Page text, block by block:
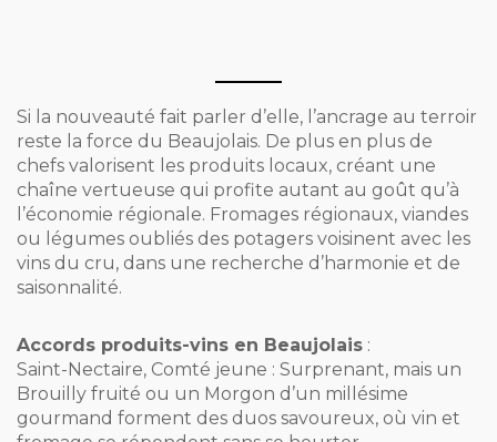
Si la nouveauté fait parler d’elle, l’ancrage au terroir
reste la force du Beaujolais. De plus en plus de
chefs valorisent les produits locaux, créant une
chaîne vertueuse qui profite autant au goût qu’à
l’économie régionale. Fromages régionaux, viandes
ou légumes oubliés des potagers voisinent avec les
vins du cru, dans une recherche d’harmonie et de
saisonnalité.
Accords produits-vins en Beaujolais :
Saint-Nectaire, Comté jeune : Surprenant, mais un
Brouilly fruité ou un Morgon d’un millésime
gourmand forment des duos savoureux, où vin et